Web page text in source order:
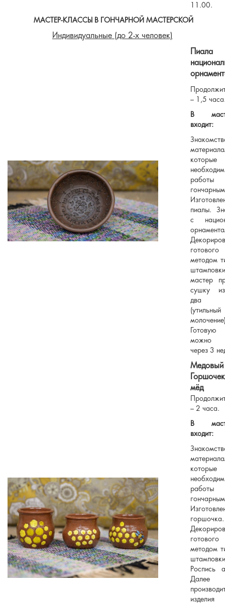
11.00.
МАСТЕР-КЛАССЫ В ГОНЧАРНОЙ МАСТЕРСКОЙ
Индивидуальные (до 2-х человек)
ор
– 1,5
В
входит:
которые
пиалы.
с
методом
мастер
сушку
два
можно
через 3
мёд
– 2 часа.
В
входит:
которые
горшочка.
методом
Роспись
Далее